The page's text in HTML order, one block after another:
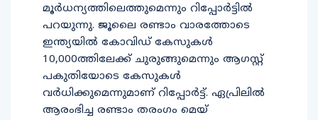
മൂര്‍ധന്യത്തിലെത്തുമെന്നും റിപ്പോര്‍ട്ടില്‍
പറയുന്നു. ജൂലൈ രണ്ടാം വാരത്തോടെ
ഇന്ത്യയില്‍ കോവിഡ് കേസുകള്‍
10,000ത്തിലേക്ക് ചുരുങ്ങുമെന്നും ആഗസ്റ്റ്
പകുതിയോടെ കേസുകള്‍
വര്‍ധിക്കുമെന്നുമാണ് റിപ്പോര്‍ട്ട്. ഏപ്രിലില്‍
ആരംഭിച്ച രണ്ടാം തരംഗം മെയ്